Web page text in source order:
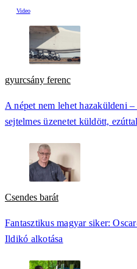
gyurcsány ferenc
A népet nem lehet hazaküldeni
sejtelmes üzenetet küldött,
Csendes barát
Fantasztikus magyar siker:
Ildikó alkotása